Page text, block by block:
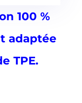
100 %
adaptée
TPE.